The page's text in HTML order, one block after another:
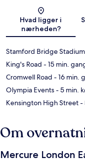
Hvad ligger i
nærheden?
Stamford Bridge Stadium
King's Road - 15 min.
Cromwell Road - 16 min.
Olympia Events- 5 min.
Kensington High Street-
Om
Mercure London